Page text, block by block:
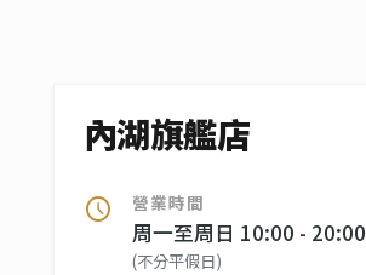
內湖旗艦店
schedule 營業時間
周一至周日 10:00 - 20:00
(不分平假日)